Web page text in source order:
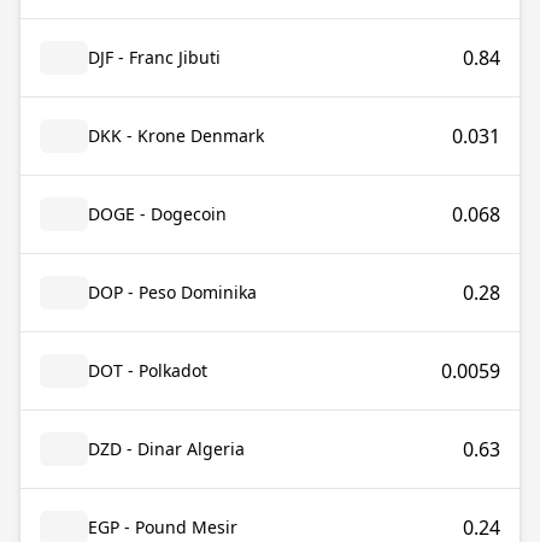
DJF - Franc Jibuti 0.84
DKK - Krone Denmark 0.031
DOGE - Dogecoin 0.068
DOP - Peso Dominika 0.28
DOT - Polkadot 0.0059
DZD - Dinar Algeria 0.63
EGP - Pound Mesir 0.24